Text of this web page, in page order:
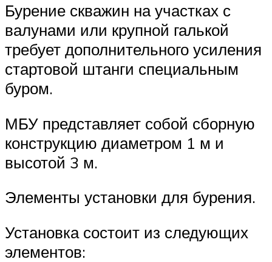
Бурение скважин на участках с
валунами или крупной галькой
требует дополнительного усиления
стартовой штанги специальным
буром.
МБУ представляет собой сборную
конструкцию диаметром 1 м и
высотой 3 м.
Элементы установки для бурения.
Установка состоит из следующих
элементов: